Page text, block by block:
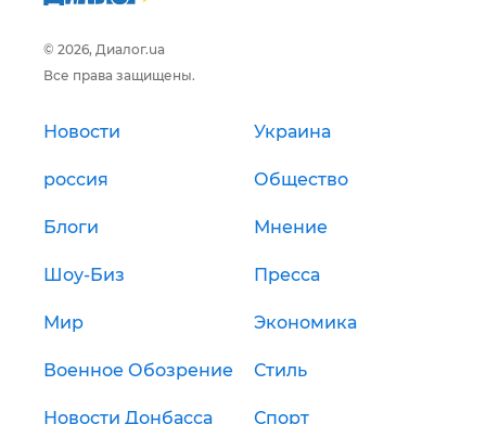
© 2026, Диалог.ua
Все права защищены.
Новости Украина
россия Общество
Блоги Мнение
Шоу-Биз Пресса
Мир Экономика
Военное Обозрение Стиль
Новости Донбасса Спорт